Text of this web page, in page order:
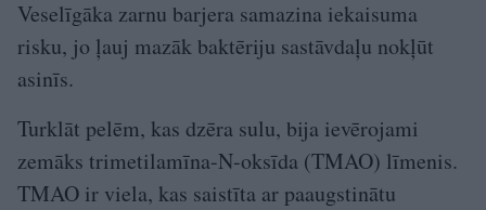
Veselīgāka zarnu barjera samazina iekaisuma
risku, jo ļauj mazāk baktēriju sastāvdaļu nokļūt
asinīs.
Turklāt pelēm, kas dzēra sulu, bija ievērojami
zemāks trimetilamīna-N-oksīda (TMAO) līmenis.
TMAO ir viela, kas saistīta ar paaugstinātu